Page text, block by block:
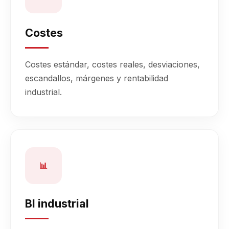
Costes
Costes estándar, costes reales, desviaciones,
escandallos, márgenes y rentabilidad
industrial.
📊
BI industrial